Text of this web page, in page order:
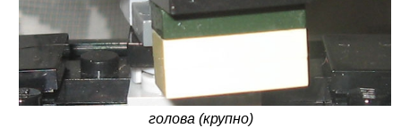
голова (крупно)